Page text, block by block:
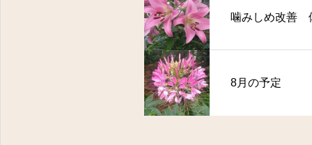
噛みしめ改善
8月の予定